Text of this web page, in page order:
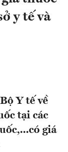
y tế và
Y tế về
tại các
giá